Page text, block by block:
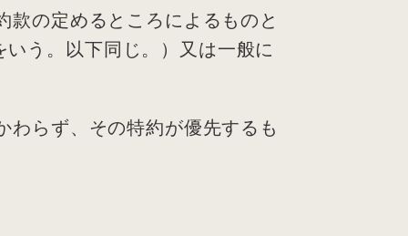
の定めるところによるものと
う。以下同じ。）又は一般に
らず、その特約が優先するも